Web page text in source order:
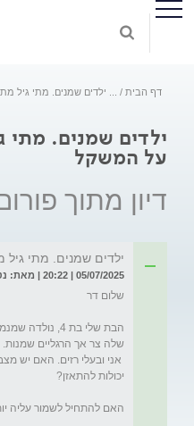
דף הבית ילדים שמנים. מתי גיל
ילדים שמנים. מתי
על המשקל
דיון מתוך
ילדים שמנים. מתי
05/07/2025 | 20:22 | מאת: נטליה
הבת שלי בת 4,
אני ובעלי רזים. האם יש